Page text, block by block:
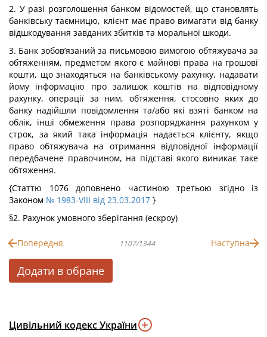
2. У разі розголошення банком відомостей, що становлять
банківську таємницю, клієнт має право вимагати від банку
відшкодування завданих збитків та моральної шкоди.
3. Банк зобов’язаний за письмовою вимогою обтяжувача за
обтяженням, предметом якого є майнові права на грошові
кошти, що знаходяться на банківському рахунку, надавати
йому інформацію про залишок коштів на відповідному
рахунку, операції за ним, обтяження, стосовно яких до
банку надійшли повідомлення та/або які взяті банком на
облік, інші обмеження права розпоряджання рахунком у
строк, за який така інформація надається клієнту, якщо
право обтяжувача на отримання відповідної інформації
передбачене правочином, на підставі якого виникає таке
обтяження.
{Статтю 1076 доповнено частиною третьою згідно із
Законом № 1983-VIII від 23.03.2017 }
§2. Рахунок умовного зберігання (ескроу)
Попередня 1107/1344 Наступна
Додати в обране
Цивільний кодекс України